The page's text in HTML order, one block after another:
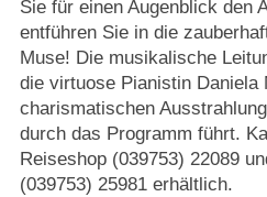
Sie für einen Augenblick den
entführen Sie in die
Muse! Die musikalische
die virtuose Pianistin Daniela
charismatischen
durch das Programm führt.
Reiseshop (039753) 22089
(039753) 25981 erhältlich.